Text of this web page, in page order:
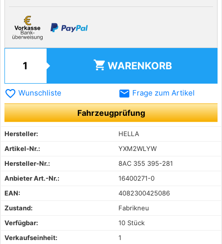
shopping_cart WARENKORB
favorite_border Wunschliste email Frage zum Artikel
Fahrzeugprüfung
Hersteller:
HELLA
Artikel-Nr.:
YXM2WLYW
Hersteller-Nr.:
8AC 355 395-281
Anbieter Art.-Nr.:
16400271-0
EAN:
4082300425086
Zustand:
Fabrikneu
Verfügbar:
10 Stück
Verkaufseinheit:
1